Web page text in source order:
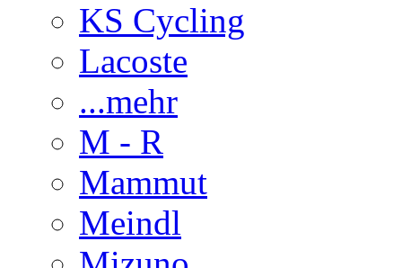
KS Cycling
Lacoste
...mehr
M - R
Mammut
Meindl